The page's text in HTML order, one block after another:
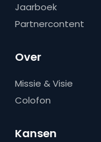
Jaarboek
Partnercontent
Over
Missie & Visie
Colofon
Kansen